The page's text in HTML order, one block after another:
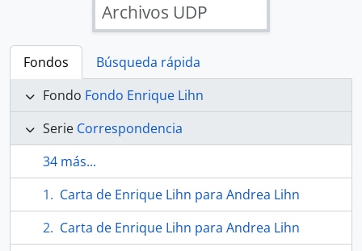
Archivos UDP
Fondos
Búsqueda rápida
Fondo Fondo Enrique Lihn
Serie Correspondencia
34 más...
Carta de Enrique Lihn para Andrea Lihn
Carta de Enrique Lihn para Andrea Lihn